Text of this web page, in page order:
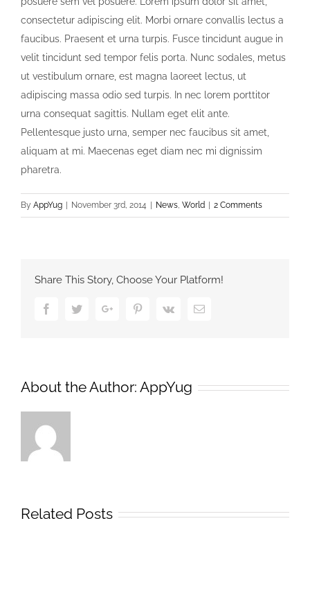
consectetur adipiscing elit. Morbi ornare convallis lectus a
faucibus. Praesent et urna turpis. Fusce tincidunt augue in
velit tincidunt sed tempor felis porta. Nunc sodales, metus
ut vestibulum ornare, est magna laoreet lectus, ut
adipiscing massa odio sed turpis. In nec lorem porttitor
urna consequat sagittis. Nullam eget elit ante.
Pellentesque justo urna, semper nec faucibus sit amet,
aliquam at mi. Maecenas eget diam nec mi dignissim
pharetra.
By AppYug November 3rd, 2014 News, World 2 Comments
Share This Story, Choose Your Platform!
FacebookTwitterGoogle+ PinterestVk Email
About the Author: AppYug
Related Posts